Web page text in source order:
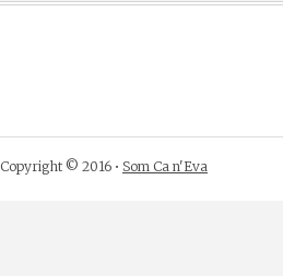
Copyright © 2016 • Som Ca n'Eva